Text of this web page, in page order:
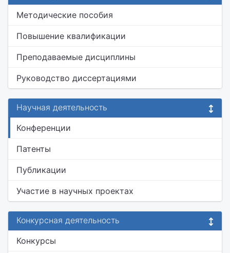
Методические пособия
Повышение квалификации
Преподаваемые дисциплины
Руководство диссертациями
Научная деятельность
Конференции
Патенты
Публикации
Участие в научных проектах
Конкурсная деятельность
Конкурсы